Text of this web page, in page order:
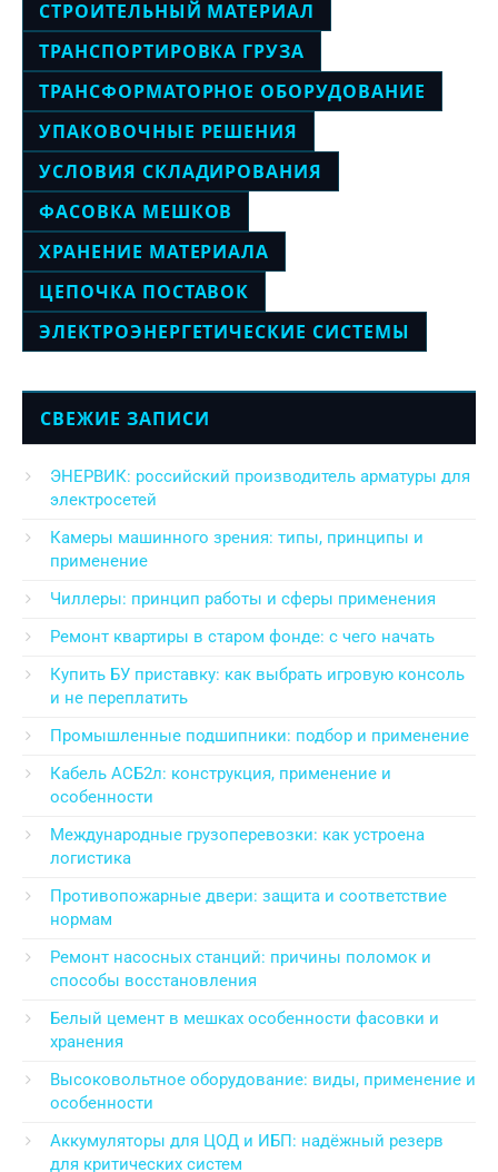
СТРОИТЕЛЬНЫЙ МАТЕРИАЛ
ТРАНСПОРТИРОВКА ГРУЗА
ТРАНСФОРМАТОРНОЕ ОБОРУДОВАНИЕ
УПАКОВОЧНЫЕ РЕШЕНИЯ
УСЛОВИЯ СКЛАДИРОВАНИЯ
ФАСОВКА МЕШКОВ
ХРАНЕНИЕ МАТЕРИАЛА
ЦЕПОЧКА ПОСТАВОК
ЭЛЕКТРОЭНЕРГЕТИЧЕСКИЕ СИСТЕМЫ
СВЕЖИЕ ЗАПИСИ
ЭНЕРВИК: российский производитель арматуры для
электросетей
Камеры машинного зрения: типы, принципы и
применение
Чиллеры: принцип работы и сферы применения
Ремонт квартиры в старом фонде: с чего начать
Купить БУ приставку: как выбрать игровую консоль
и не переплатить
Промышленные подшипники: подбор и применение
Кабель АСБ2л: конструкция, применение и
особенности
Международные грузоперевозки: как устроена
логистика
Противопожарные двери: защита и соответствие
нормам
Ремонт насосных станций: причины поломок и
способы восстановления
Белый цемент в мешках особенности фасовки и
хранения
Высоковольтное оборудование: виды, применение и
особенности
Аккумуляторы для ЦОД и ИБП: надёжный резерв
для критических систем